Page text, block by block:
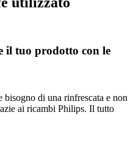
il tuo prodotto con le
di una rinfrescata e non
ai ricambi Philips. Il tutto